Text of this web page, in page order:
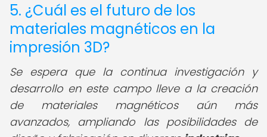
5. ¿Cuál es el futuro de los
materiales magnéticos en la
impresión 3D?
Se espera que la continua investigación y
desarrollo en este campo lleve a la creación
de materiales magnéticos aún más
avanzados, ampliando las posibilidades de